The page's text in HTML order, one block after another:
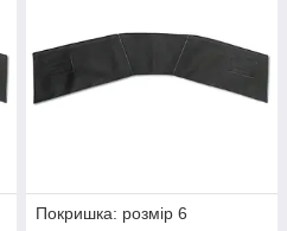
Покришка: розмір 6